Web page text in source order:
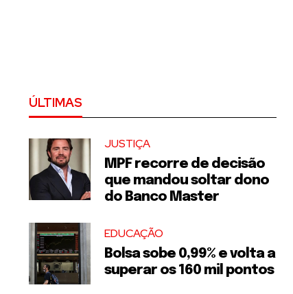
ÚLTIMAS
JUSTIÇA
MPF recorre de decisão
que mandou soltar dono
do Banco Master
EDUCAÇÃO
Bolsa sobe 0,99% e volta a
superar os 160 mil pontos